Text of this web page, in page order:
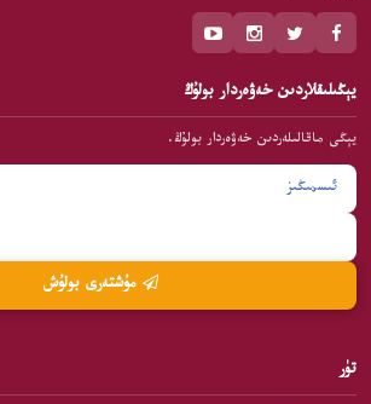
يېڭىلىقلاردىن خەۋەردار بولۇڭ
يېڭى ماقالىلەردىن خەۋەردار بولۇڭ.
تۈر